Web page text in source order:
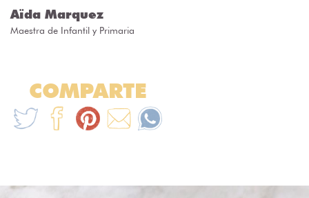
Aïda Marquez
Maestra de Infantil y Primaria
COMPARTE